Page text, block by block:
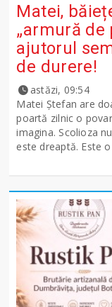
Matei,
„armură de
ajutorul
de durere!
astăzi, 09:54
Matei Ștefan are
poartă zilnic o
imagina. Scolioza
este dreaptă. Este